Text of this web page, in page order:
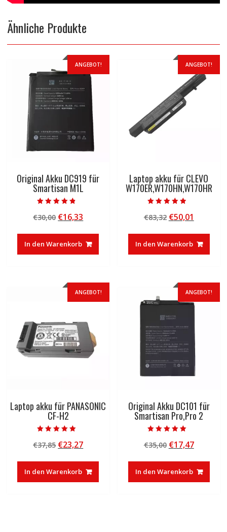
Ähnliche Produkte
ANGEBOT!
Original Akku DC919 für
Smartisan M1L
4.50
von 5
€30,00 Ursprünglicher
war:
€30,00
€16,33
ist:
€16,33.
In den Warenkorb
ANGEBOT!
Laptop akku für CLEVO
W170ER,W170HN,W170HR
4.50
von 5
€83,32 Ursprünglicher
war:
€83,32
€50,01
ist:
€50,01.
In den Warenkorb
ANGEBOT!
Laptop akku für PANASONIC
CF-H2
5.00
von 5
€37,85 Ursprünglicher
war:
€37,85
€23,27Aktueller
ist:
€23,27.
In den Warenkorb
ANGEBOT!
Original Akku DC101 für
Smartisan Pro,Pro 2
5.00
von 5
€35,00 Ursprünglicher
war:
€35,00
€17,47
ist:
€17,47.
In den Warenkorb